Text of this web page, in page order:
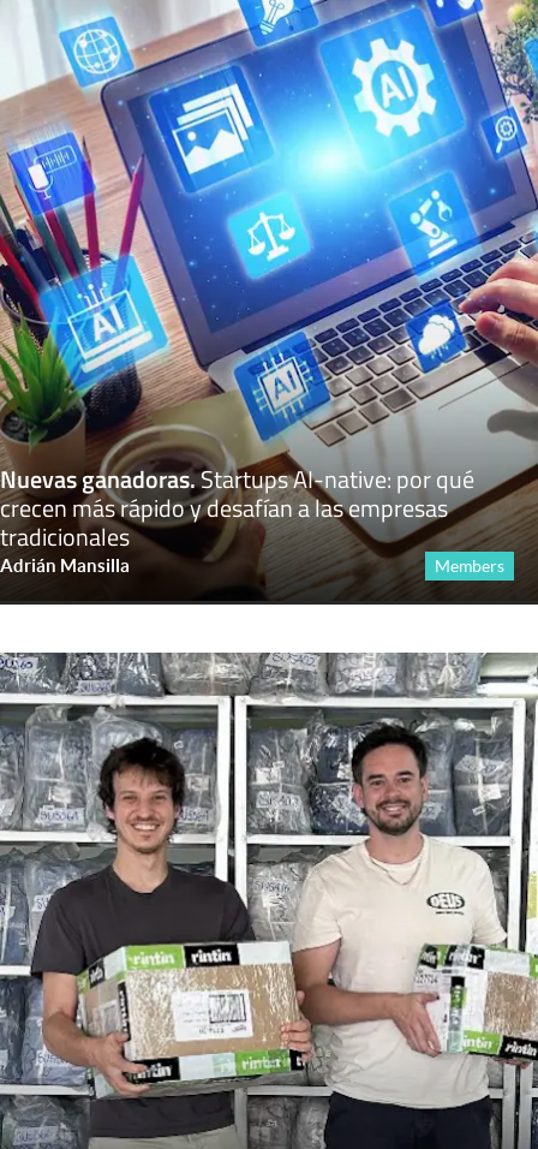
Nuevas ganadoras.Startups AI-native: por qué
crecen más rápido y desafían a las empresas
tradicionales
Adrián Mansilla Members